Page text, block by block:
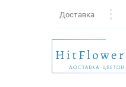
Доставка